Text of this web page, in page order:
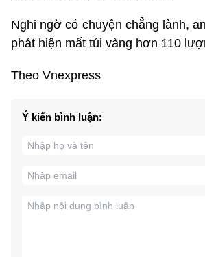
Nghi ngờ có chuyện chẳng lành,
phát hiện mất túi vàng hơn 110
Theo Vnexpress
Ý kiến bình luận: